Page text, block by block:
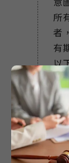
所
者
有
以
刑
罪）